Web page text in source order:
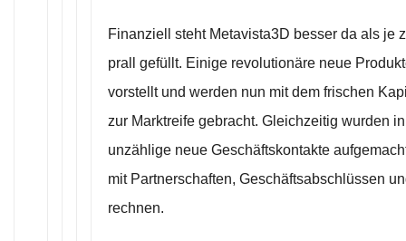
Finanziell steht Metavista3D besser da als je
prall gefüllt. Einige revolutionäre neue
vorstellt und werden nun mit dem frischen
zur Marktreife gebracht. Gleichzeitig wurden
unzählige neue Geschäftskontakte
mit Partnerschaften, Geschäftsabschlüssen
rechnen.